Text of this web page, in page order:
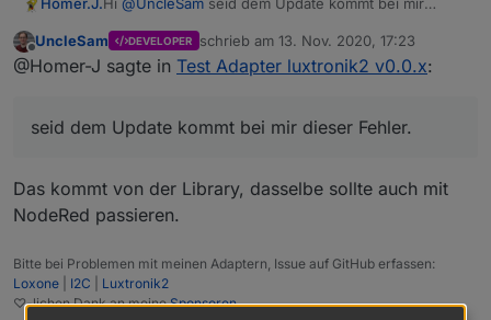
nun auch das "alte" Luxtronik Protokoll
implementiert (auf derselben Basis wie node-red-
contrib-luxtronik2). Nun gibt es viele States doppelt,
aber zumindest kann man jetzt alles einstellen, was
Um dieses Feature zu nutzen muss in den
Einstellungen der richtige Port gesetzt sein.
Sehr bedenklich: um über das alte Protokoll Werte
nenne ich mal Sicherheit!
Homer.J.
Offline
UncleSam DEVELOPER schrieb am 13. Nov. 2020, 17:23
zuletzt editiert von
@Homer-J sagte in Test Adapter luxtronik2 v0.0.x:
seid dem Update kommt bei mir dieser Fehler.
Das kommt von der Library, dasselbe sollte auch mit
NodeRed passieren.
Bitte bei Problemen mit meinen Adaptern, Issue auf GitHub erfassen:
Loxone
I2C
Luxtronik2
♡-lichen Dank an meineSponsoren